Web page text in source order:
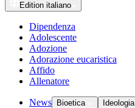
Edition italiano
Dipendenza
Adolescente
Adozione
Adorazione eucaristica
Affido
Allenatore
News Bioetica Ideologia